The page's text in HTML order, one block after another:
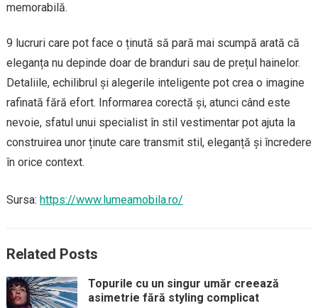
memorabilă.
9 lucruri care pot face o ținută să pară mai scumpă arată că
eleganța nu depinde doar de branduri sau de prețul hainelor.
Detaliile, echilibrul și alegerile inteligente pot crea o imagine
rafinată fără efort. Informarea corectă și, atunci când este
nevoie, sfatul unui specialist în stil vestimentar pot ajuta la
construirea unor ținute care transmit stil, eleganță și încredere
în orice context.
Sursa: https://www.lumeamobila.ro/
Related Posts
Topurile cu un singur umăr creează
asimetrie fără styling complicat